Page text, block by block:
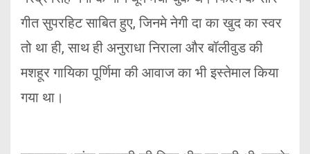
गीत सुपरहिट साबित हुए, जिनमे नेगी दा का खुद का स्वर
तो था ही, साथ ही अनुराधा निराला और बॉलीवुड की
मशहूर गायिका पूर्णिमा की आवाज का भी इस्तेमाल किया
गया था।